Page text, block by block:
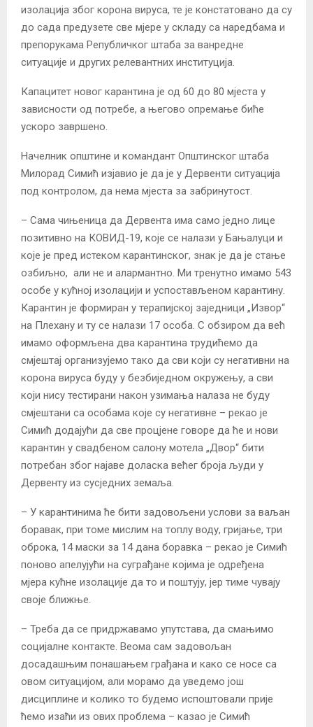
изолација због корона вируса, те је констатовано да су
до сада предузете све мјере у складу са наредбама и
препорукама Републичког штаба за ванредне
ситуације и других релевантних институција.
Капацитет новог карантина је од 60 до 80 мјеста у
зависности од потребе, а његово опремање биће
ускоро завршено.
Начелник општине и командант Општинског штаба
Милорад Симић изјавио је да је у Дервенти ситуација
под контролом, да нема мјеста за забринутост.
– Сама чињеница да Дервента има само једно лице
позитивно на КОВИД-19, које се налази у Бањалуци и
које је пред истеком карантинског, знак је да је стање
озбиљно, али не и алармантно. Ми тренутно имамо 543
особе у кућној изолацији и успостављеном карантину.
Карантин је формиран у терапијској заједници „Извор“
на Плехану и ту се налази 17 особа. С обзиром да већ
имамо оформљена два карантина трудићемо да
смјештај организујемо тако да сви који су негативни на
корона вируса буду у безбиједном окружењу, а сви
који нису тестирани након узимања налаза не буду
смјештани са особама које су негативне – рекао је
Симић додајући да све процјене говоре да ће и нови
карантин у свадбеном салону мотела „Двор“ бити
потребан због најаве доласка већег броја људи у
Дервенту из сусједних земаља.
– У карантинима ће бити задовољени услови за ваљан
боравак, при томе мислим на топлу воду, гријање, три
оброка, 14 маски за 14 дана боравка – рекао је Симић
поново апелујући на суграђане којима је одређена
мјера кућне изолације да то и поштују, јер тиме чувају
своје ближње.
– Треба да се придржавамо упутстава, да смањимо
социјалне контакте. Веома сам задовољан
досадашњим понашањем грађана и како се носе са
овом ситуацијом, али морамо да уведемо још
дисциплине и колико то будемо испоштовали прије
ћемо изаћи из ових проблема – казао је Симић